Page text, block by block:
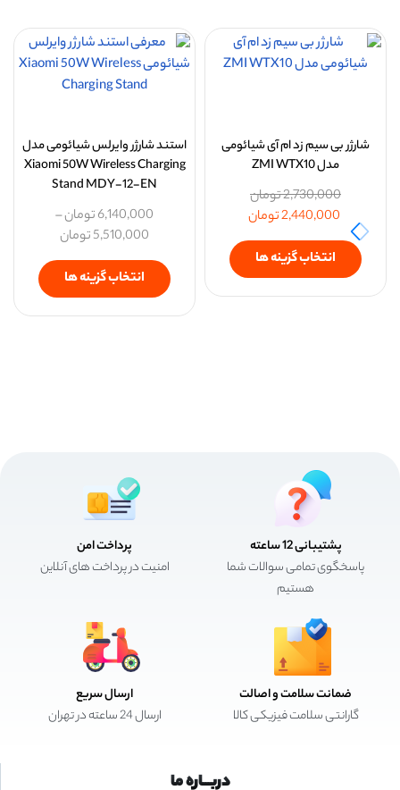
شارژر بی سیم زد ام آی شیائومی
مدل ZMI WTX10
2,730,000تومان
2,440,000تومان
انتخاب گزینه ها
استند شارژر وایرلس شیائومی مدل
Xiaomi 50W Wireless Charging
Stand MDY-12-EN
6,140,000تومان–
5,510,000تومان
انتخاب گزینه ها
پشتیبانی 12 ساعته
پاسخگوی تمامی سوالات شما
هستیم
پرداخت امن
امنیت در پرداخت های آنلاین
ضمانت سلامت و اصالت
گارانتی سلامت فیزیکی کالا
ارسال سریع
ارسال 24 ساعته در تهران
دربـــاره ما